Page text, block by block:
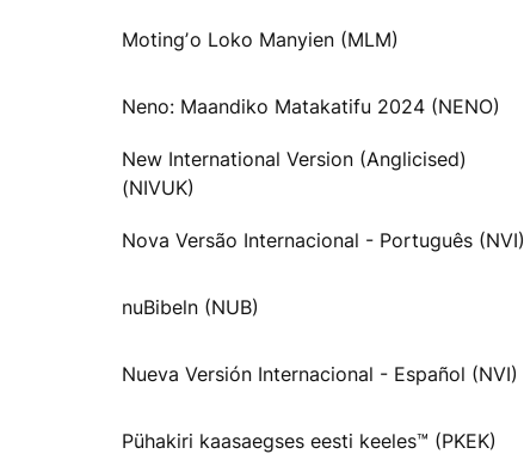
Motingʼo Loko Manyien (MLM)
Neno: Maandiko Matakatifu 2024 (NENO)
New International Version (Anglicised)
(NIVUK)
Nova Versão Internacional - Português (NVI)
nuBibeln (NUB)
Nueva Versión Internacional - Español (NVI)
Pühakiri kaasaegses eesti keeles™ (PKEK)